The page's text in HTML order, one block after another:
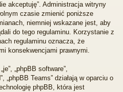
akceptuję”. Administracja witryny
czasie zmienić poniższe
niemniej wskazane jest, aby
do tego regulaminu. Korzystanie z
regulaminu oznacza, że
konsekwencjami prawnymi.
„phpBB software”,
„phpBB Teams” działają w oparciu o
phpBB, która jest